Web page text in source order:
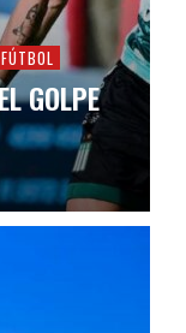
FÚTBOL
GOLPE